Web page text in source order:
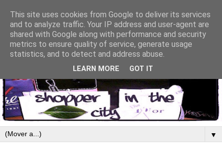
▼
This site uses cookies from Google to deliver its services
and to analyze traffic. Your IP address and user-agent are
shared with Google along with performance and security
metrics to ensure quality of service, generate usage
statistics, and to detect and address abuse.
LEARN MORE GOT IT